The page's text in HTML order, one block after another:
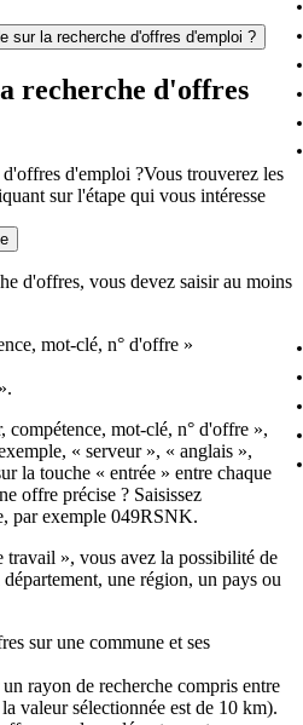
sur la recherche d'offres d'emploi ?
recherche d'offres
d'emploi ?Vous trouverez les
sur l'étape qui vous intéresse
d'offres, vous devez saisir au moins
mot-clé, n° d'offre »
compétence, mot-clé, n° d'offre »,
« serveur », « anglais »,
la touche « entrée » entre chaque
offre précise ? Saisissez
par exemple 049RSNK.
travail », vous avez la possibilité de
une région, un pays ou
sur une commune et ses
rayon de recherche compris entre
valeur sélectionnée est de 10 km).